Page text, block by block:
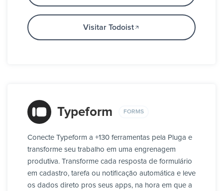
Visitar Todoist
Typeform FORMS
Conecte Typeform a +130 ferramentas pela Pluga e
transforme seu trabalho em uma engrenagem
produtiva. Transforme cada resposta de formulário
em cadastro, tarefa ou notificação automática e leve
os dados direto pros seus apps, na hora em que a